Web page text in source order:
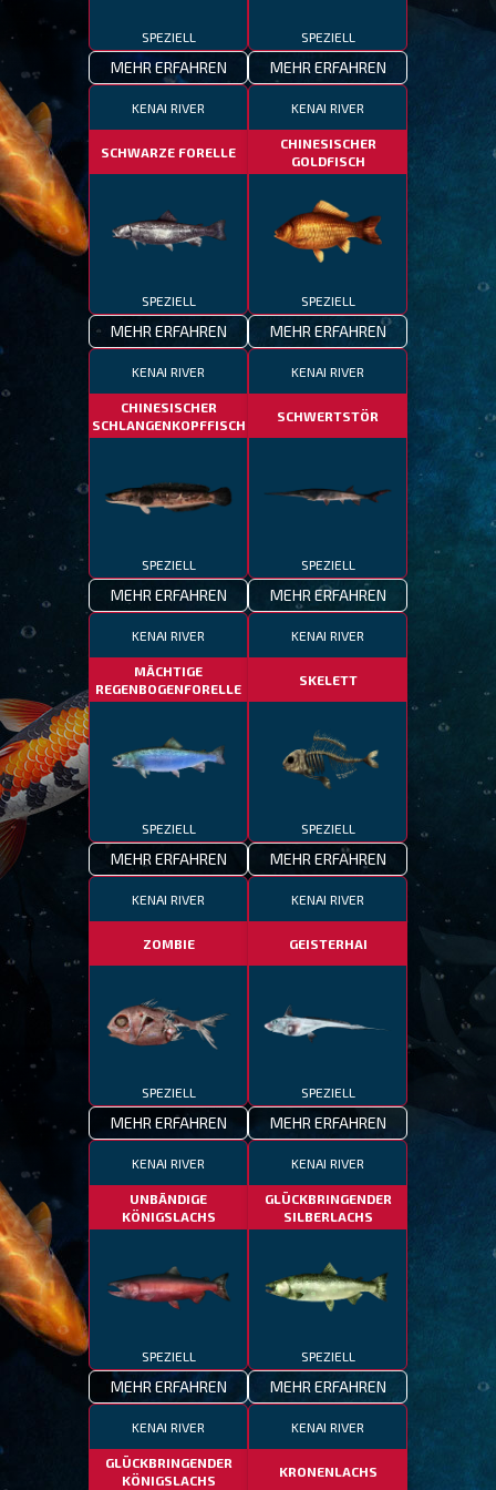
SPEZIELL
MEHR ERFAHREN
SPEZIELL
MEHR ERFAHREN
KENAI RIVER
SCHWARZE FORELLE
SPEZIELL
MEHR ERFAHREN
KENAI RIVER
CHINESISCHER
GOLDFISCH
SPEZIELL
MEHR ERFAHREN
KENAI RIVER
CHINESISCHER
SCHLANGENKOPFFISCH
SPEZIELL
MEHR ERFAHREN
KENAI RIVER
SCHWERTSTÖR
SPEZIELL
MEHR ERFAHREN
KENAI RIVER
MÄCHTIGE
REGENBOGENFORELLE
SPEZIELL
MEHR ERFAHREN
KENAI RIVER
SKELETT
SPEZIELL
MEHR ERFAHREN
KENAI RIVER
ZOMBIE
SPEZIELL
MEHR ERFAHREN
KENAI RIVER
GEISTERHAI
SPEZIELL
MEHR ERFAHREN
KENAI RIVER
UNBÄNDIGE
KÖNIGSLACHS
SPEZIELL
MEHR ERFAHREN
KENAI RIVER
GLÜCKBRINGENDER
SILBERLACHS
SPEZIELL
MEHR ERFAHREN
KENAI RIVER
GLÜCKBRINGENDER
KÖNIGSLACHS
KENAI RIVER
KRONENLACHS